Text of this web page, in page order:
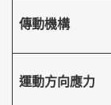
傳動機構
運動方向應力